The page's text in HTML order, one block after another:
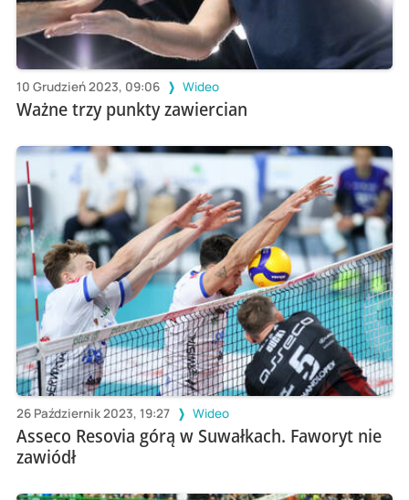
10 Grudzień 2023, 09:06 Wideo
Ważne trzy punkty zawiercian
26 Październik 2023, 19:27 Wideo
Asseco Resovia górą w Suwałkach. Faworyt nie
zawiódł